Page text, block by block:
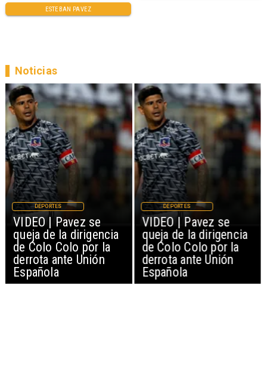
ESTEBAN PAVEZ
VIDEO | Pavez se
queja de la dirigencia
de Colo Colo por la
derrota ante Unión
Española
DEPORTES
VIDEO | Pavez se
queja de la dirigencia
de Colo Colo por la
derrota ante Unión
Española
DEPORTES
Noticias